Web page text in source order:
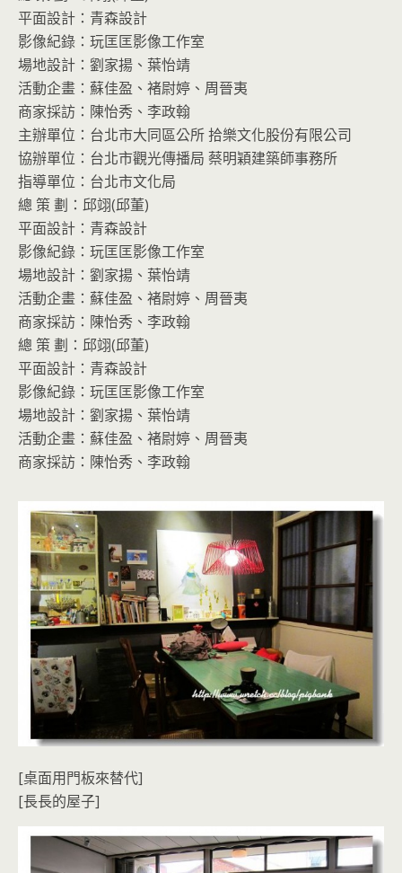
平面設計：青森設計
影像紀錄：玩匡匡影像工作室
場地設計：劉家揚、葉怡靖
活動企畫：蘇佳盈、褚尉婷、周晉夷
商家採訪：陳怡秀、李政翰
主辦單位：台北市大同區公所 拾樂文化股份有限公司
協辦單位：台北市觀光傳播局 蔡明穎建築師事務所
指導單位：台北市文化局
總 策 劃：邱翊(邱董)
平面設計：青森設計
影像紀錄：玩匡匡影像工作室
場地設計：劉家揚、葉怡靖
活動企畫：蘇佳盈、褚尉婷、周晉夷
商家採訪：陳怡秀、李政翰
總 策 劃：邱翊(邱董)
平面設計：青森設計
影像紀錄：玩匡匡影像工作室
場地設計：劉家揚、葉怡靖
活動企畫：蘇佳盈、褚尉婷、周晉夷
商家採訪：陳怡秀、李政翰
[桌面用門板來替代]
[長長的屋子]